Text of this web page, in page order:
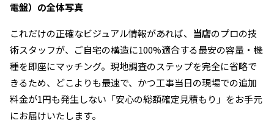
電盤）の全体写真
これだけの正確なビジュアル情報があれば、 当店のプロの技
術スタッフが、ご自宅の構造に100%適合する最安の容量・機
種を即座にマッチング。現地調査のステップを完全に省略で
きるため、どこよりも最速で、かつ工事当日の現場での追加
料金が1円も発生しない「安心の総額確定見積もり」をお手元
にお届けいたします。